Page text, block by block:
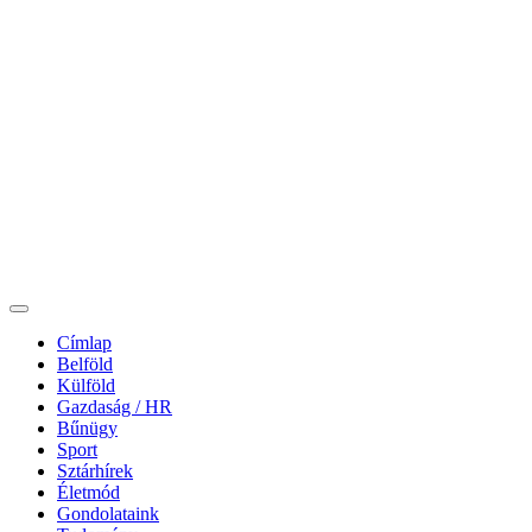
Címlap
Belföld
Külföld
Gazdaság / HR
Bűnügy
Sport
Sztárhírek
Életmód
Gondolataink